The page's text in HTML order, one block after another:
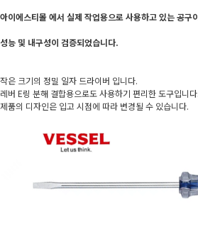
아이에스티몰 에서 실제 작업용으로 사용하고 있는 공구
성능 및 내구성이 검증되었습니다.
작은 크기의 정밀 일자 드라이버 입니다.
레버 E링 분해 결합용으로도 사용하기 편리한 도구입니다.
제품의 디자인은 입고 시점에 따라 변경될 수 있습니다.